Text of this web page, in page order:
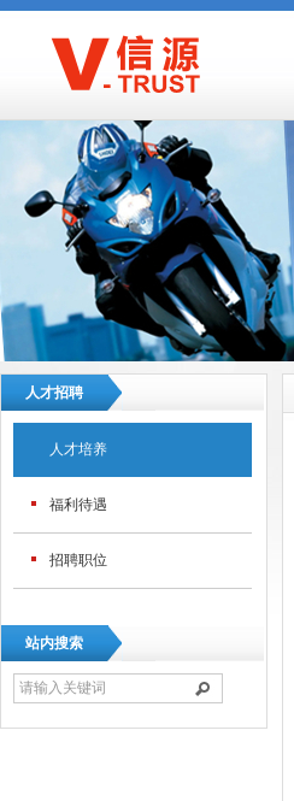
人才招聘
人才培养
福利待遇
招聘职位
站内搜索